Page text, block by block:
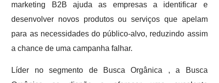
marketing B2B ajuda as empresas a identificar e
desenvolver novos produtos ou serviços que apelam
para as necessidades do público-alvo, reduzindo assim
a chance de uma campanha falhar.
Líder no segmento de Busca Orgânica , a Busca